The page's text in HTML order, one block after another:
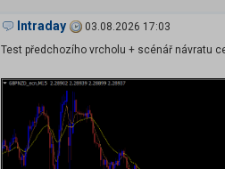
Intraday
03.08.2026 17:03
Test předchozího vrcholu + scénář návratu